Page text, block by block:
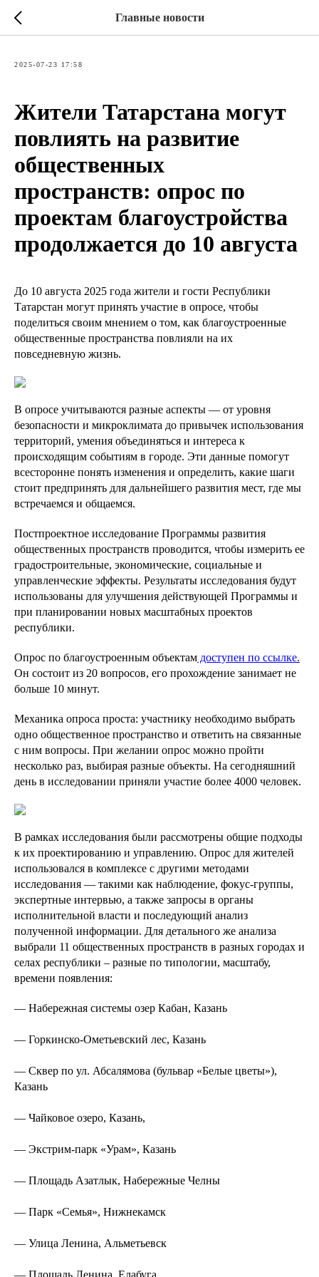
Главные новости
2025-07-23 17:58
Жители Татарстана могут
повлиять на развитие
общественных
пространств: опрос по
проектам благоустройства
продолжается до 10 августа
До 10 августа 2025 года жители и гости Республики
Татарстан могут принять участие в опросе, чтобы
поделиться своим мнением о том, как благоустроенные
общественные пространства повлияли на их
повседневную жизнь.
В опросе учитываются разные аспекты — от уровня
безопасности и микроклимата до привычек использования
территорий, умения объединяться и интереса к
происходящим событиям в городе. Эти данные помогут
всесторонне понять изменения и определить, какие шаги
стоит предпринять для дальнейшего развития мест, где мы
встречаемся и общаемся.
Постпроектное исследование Программы развития
общественных пространств проводится, чтобы измерить ее
градостроительные, экономические, социальные и
управленческие эффекты. Результаты исследования будут
использованы для улучшения действующей Программы и
при планировании новых масштабных проектов
республики.
Опрос по благоустроенным объектам доступен по ссылке.
Он состоит из 20 вопросов, его прохождение занимает не
больше 10 минут.
Механика опроса проста: участнику необходимо выбрать
одно общественное пространство и ответить на связанные
с ним вопросы. При желании опрос можно пройти
несколько раз, выбирая разные объекты. На сегодняшний
день в исследовании приняли участие более 4000 человек.
В рамках исследования были рассмотрены общие подходы
к их проектированию и управлению. Опрос для жителей
использовался в комплексе с другими методами
исследования — такими как наблюдение, фокус-группы,
экспертные интервью, а также запросы в органы
исполнительной власти и последующий анализ
полученной информации. Для детального же анализа
выбрали 11 общественных пространств в разных городах и
селах республики – разные по типологии, масштабу,
времени появления:
— Набережная системы озер Кабан, Казань
— Горкинско-Ометьевский лес, Казань
— Сквер по ул. Абсалямова (бульвар «Белые цветы»),
Казань
— Чайковое озеро, Казань,
— Экстрим-парк «Урам», Казань
— Площадь Азатлык, Набережные Челны
— Парк «Семья», Нижнекамск
— Улица Ленина, Альметьевск
— Площадь Ленина, Елабуга